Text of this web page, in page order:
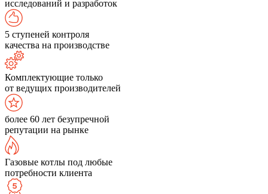
исследований и разработок
5 ступеней контроля
качества на производстве
Комплектующие только
от ведущих производителей
более 60 лет безупречной
репутации на рынке
Газовые котлы под любые
потребности клиента